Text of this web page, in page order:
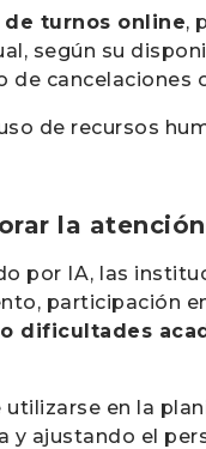
turnos online,
según su
cancelaciones
de recursos
la atención
por IA, las
participación
dificultades
en la
y ajustando el